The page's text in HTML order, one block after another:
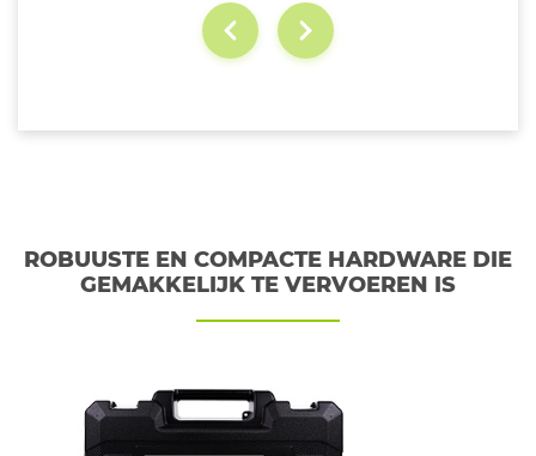
ROBUUSTE EN COMPACTE HARDWARE DIE
GEMAKKELIJK TE VERVOEREN IS